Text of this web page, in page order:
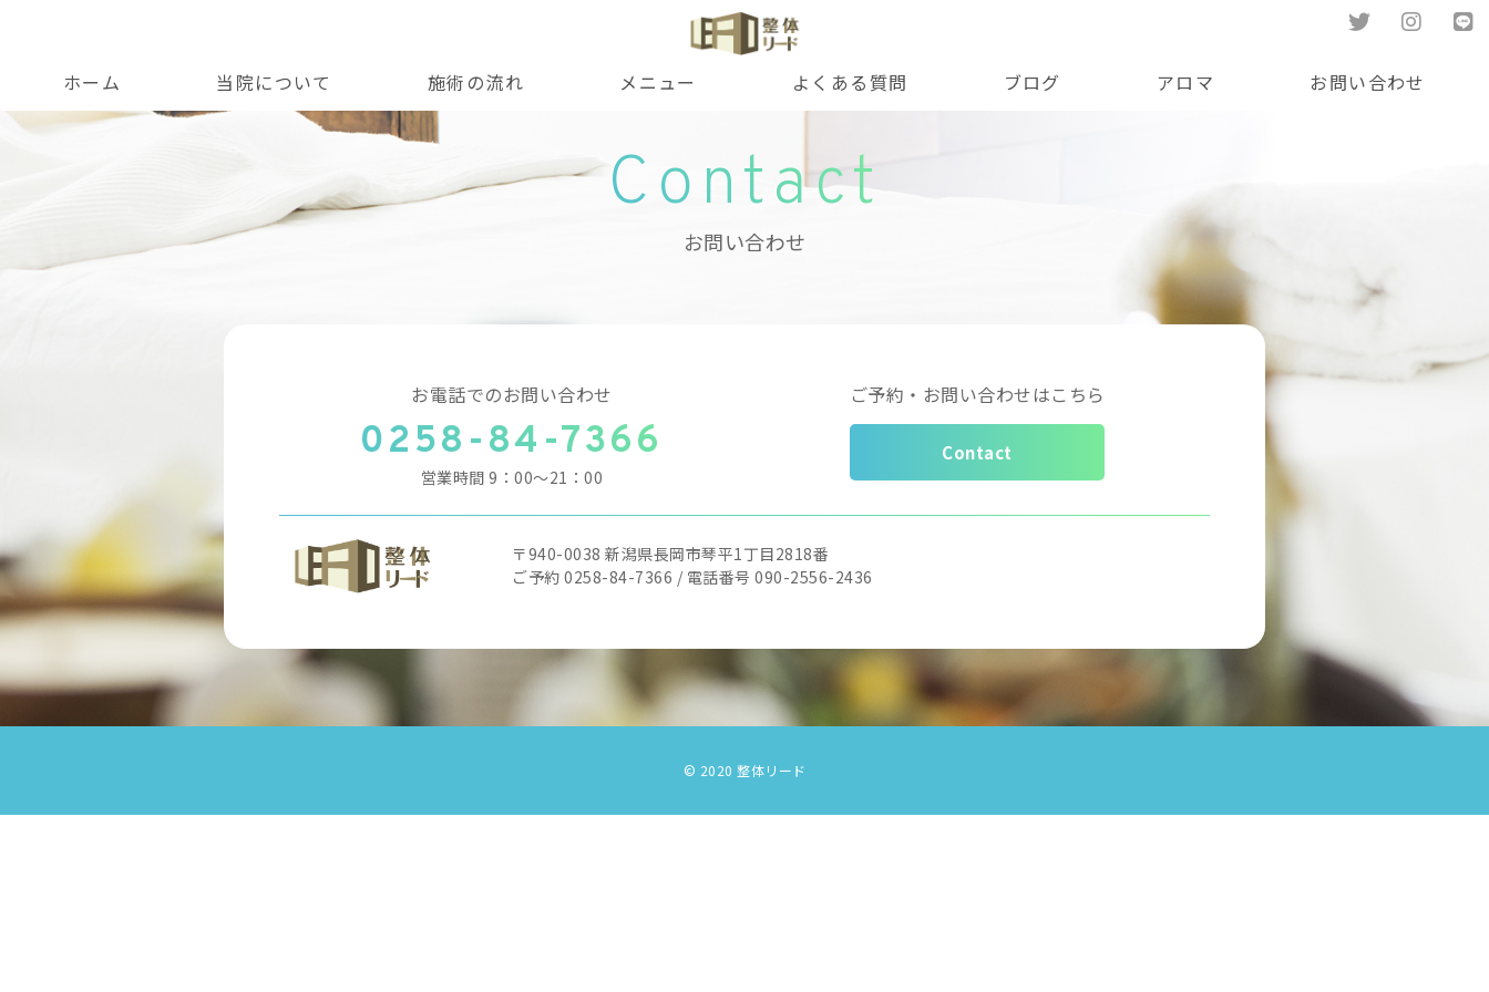
ホーム 当院について 施術の流れ メニュー よくある質問 ブログ アロマ お問い合わせ
Contact
お問い合わせ
お電話でのお問い合わせ
0258-84-7366
営業時間9：00～21：00
ご予約・お問い合わせはこちら
Contact
〒940-0038 新潟県長岡市琴平1丁目2818番
ご予約 0258-84-7366 / 電話番号 090-2556-2436
© 2020 整体リード